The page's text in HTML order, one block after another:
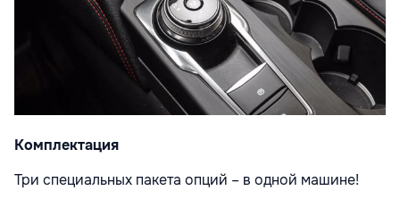
Комплектация
Три специальных пакета опций – в одной машине!